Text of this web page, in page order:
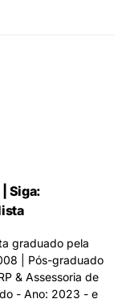
Siga:
graduado pela
| Pós-graduado
& Assessoria de
- Ano: 2023 - e